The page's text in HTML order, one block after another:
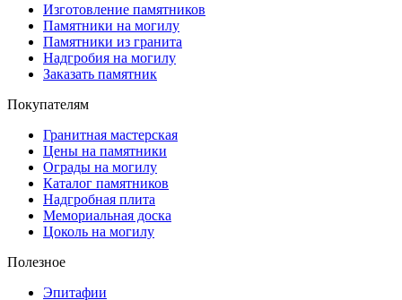
Изготовление памятников
Памятники на могилу
Памятники из гранита
Надгробия на могилу
Заказать памятник
Покупателям
Гранитная мастерская
Цены на памятники
Ограды на могилу
Каталог памятников
Надгробная плита
Мемориальная доска
Цоколь на могилу
Полезное
Эпитафии